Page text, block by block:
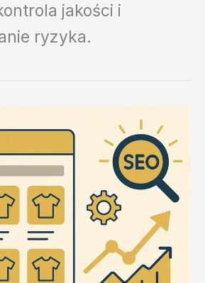
jakości i
ryzyka.